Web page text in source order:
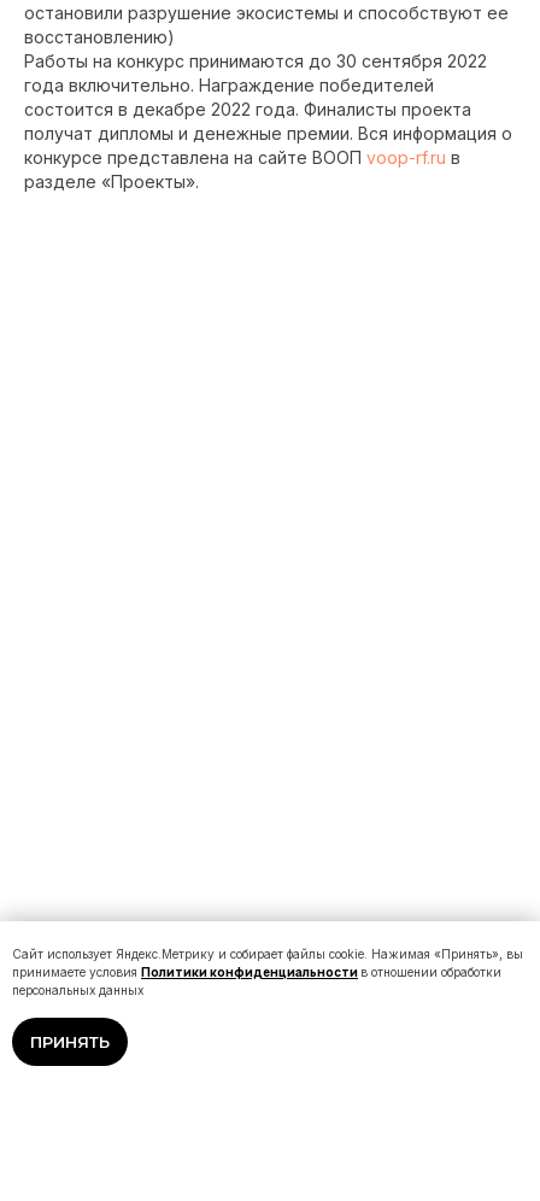
остановили разрушение экосистемы и способствуют ее
восстановлению)
Работы на конкурс принимаются до 30 сентября 2022
года включительно. Награждение победителей
состоится в декабре 2022 года. Финалисты проекта
получат дипломы и денежные премии. Вся информация о
конкурсе представлена на сайте ВООП voop-rf.ru в
разделе «Проекты».
Сайт использует Яндекс.Метрику и собирает файлы cookie. Нажимая «Принять», вы
принимаете условия Политики конфиденциальности в отношении обработки
персональных данных
ПРИНЯТЬ